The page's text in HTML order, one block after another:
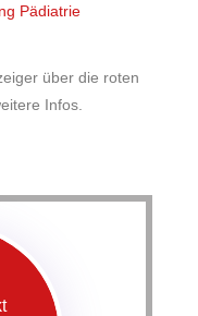
Pädiatrie
über die roten
Infos.